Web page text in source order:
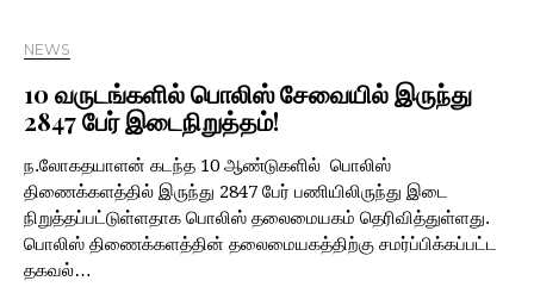
NEWS
10 வருடங்களில் பொலிஸ் சேவையில் இருந்து
2847 பேர் இடைநிறுத்தம்!
ந.லோகதயாளன் கடந்த 10 ஆண்டுகளில் பொலிஸ்
திணைக்களத்தில் இருந்து 2847 பேர் பணியிலிருந்து இடை
நிறுத்தப்பட்டுள்ளதாக பொலிஸ் தலைமையகம் தெரிவித்துள்ளது.
பொலிஸ் திணைக்களத்தின் தலைமையகத்திற்கு சமர்ப்பிக்கப்பட்ட
தகவல்…